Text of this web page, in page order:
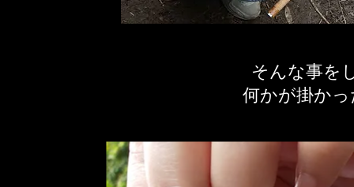
そんな事を
何かが掛か